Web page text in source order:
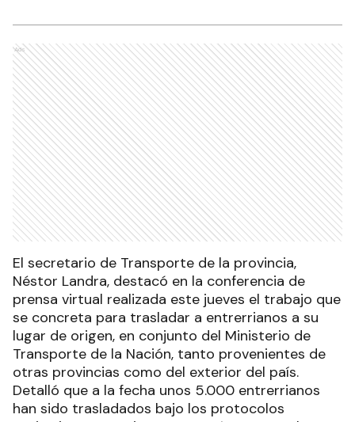
Ads
El secretario de Transporte de la provincia,
Néstor Landra, destacó en la conferencia de
prensa virtual realizada este jueves el trabajo que
se concreta para trasladar a entrerrianos a su
lugar de origen, en conjunto del Ministerio de
Transporte de la Nación, tanto provenientes de
otras provincias como del exterior del país.
Detalló que a la fecha unos 5.000 entrerrianos
han sido trasladados bajo los protocolos